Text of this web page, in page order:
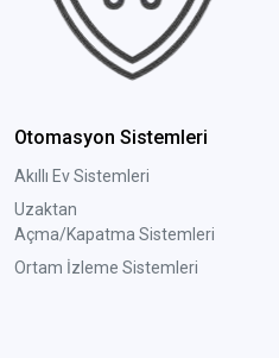
Otomasyon Sistemleri
Akıllı Ev Sistemleri
Uzaktan
Açma/Kapatma Sistemleri
Ortam İzleme Sistemleri